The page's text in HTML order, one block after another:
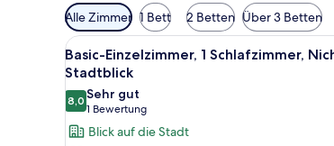
Verfügbare
Filter
für
Zimmer
Alle Zimmer 1 Bett 2 Betten Über 3 Betten
Alle
Fotos
für
Basic-
Einzelzimmer,
Ein
5
Basic-Einzelzimmer, 1 Schlafzimmer,
Stadtblick
8,08,0 von 10
Sehr gut
1 Bewertung
(1
Bewertung)
Blick auf die Stadt